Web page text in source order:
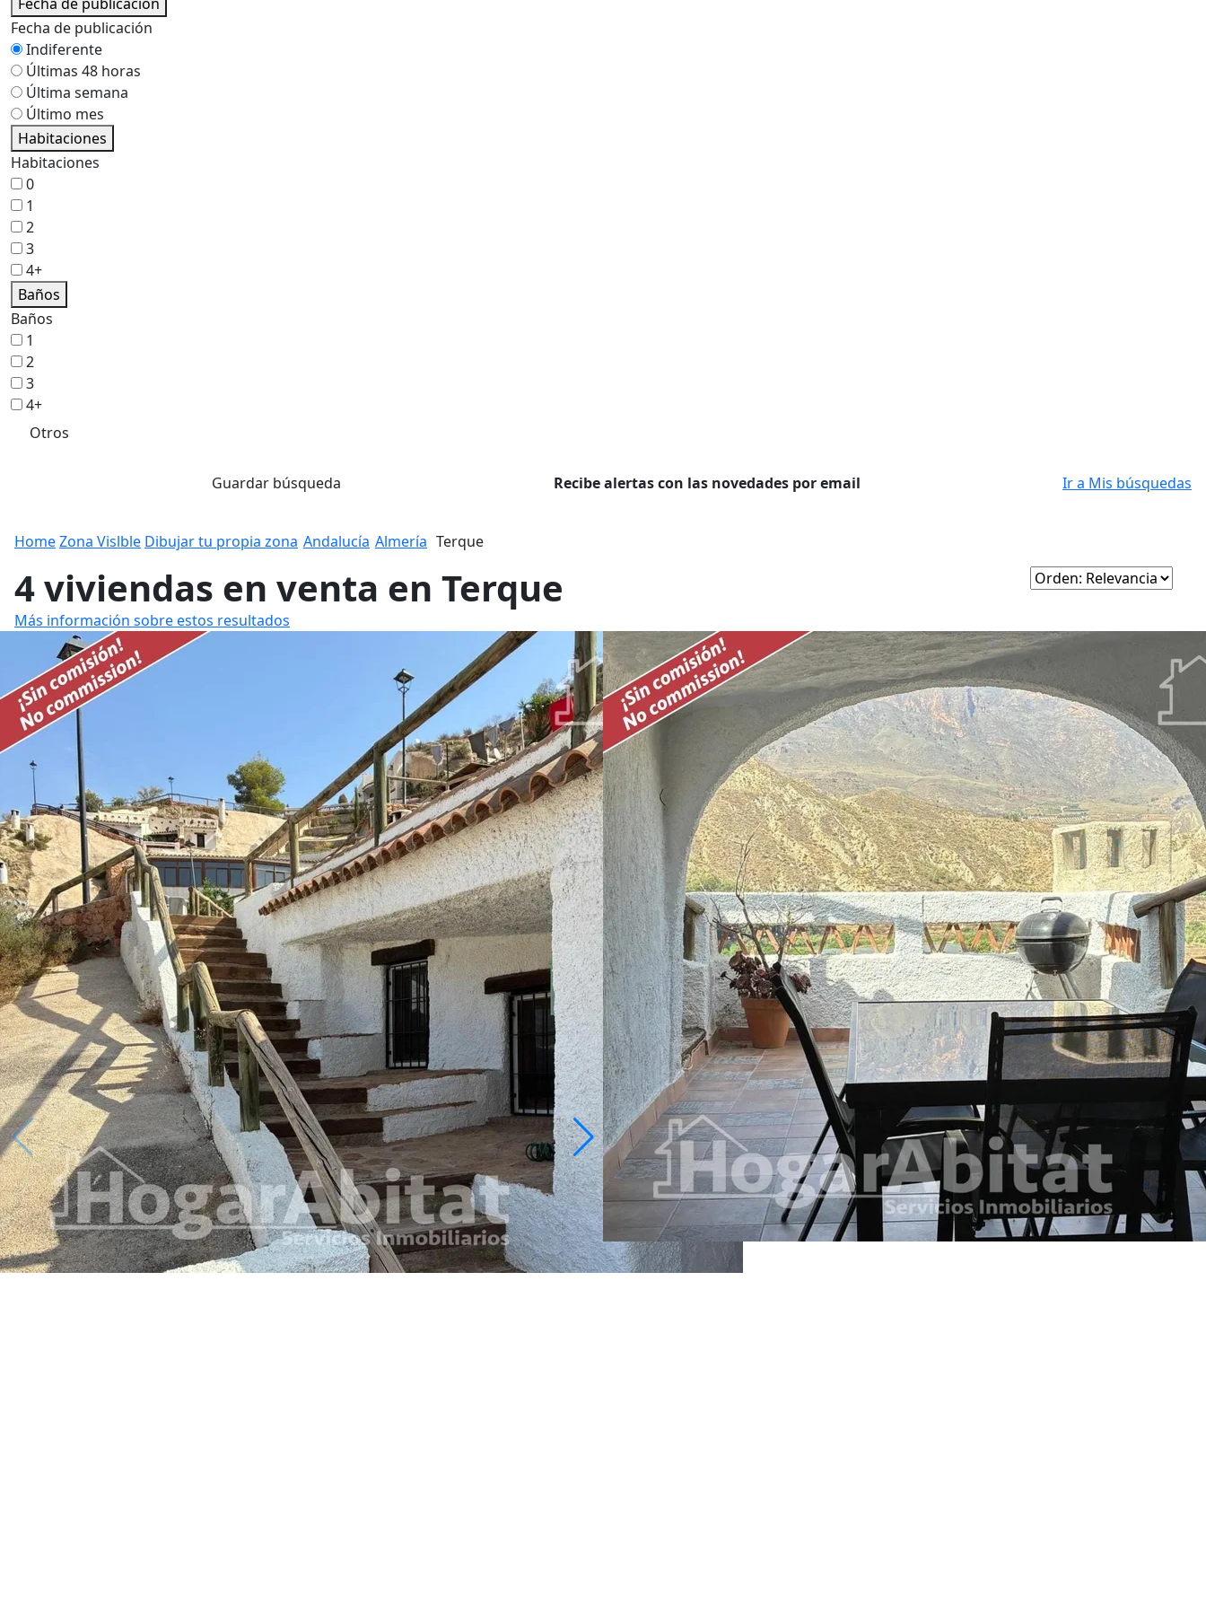
Fecha de publicación
Indiferente
Últimas 48 horas
Última semana
Último mes
Habitaciones
Habitaciones
0
1
2
3
4+
Baños
Baños
1
2
3
4+
Otros
Guardar búsqueda Recibe alertas con las novedades por email Ir a Mis búsquedas
HomeZona Vislble Dibujar tu propia zona Andalucía Almería Terque
4 viviendas en venta en Terque
Más información sobre estos resultados